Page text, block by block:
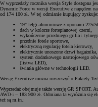
W wyprzedaży rocznika wersja Style dostępna
Dynamic Force w wersji Executive z napędem
od 174 100 zł. W tej odmianie kupujący zyskuje:
19" felgi aluminiowe z oponami 225/
dach w kolorze fortepianowej czerni,
wykończenie przedniego grilla i
przednie fotele sportowe,
elektryczną regulację fotela kierowcy,
elektrycznie unoszone drzwi bagażnika,
system dodatkowego nastrojowego
(listwa LED),
światła główne w technologii LED.
Wersję Executive można rozszerzyć o Pakiety
Wyprzedaż obejmuje także wersję GR SPORT.
AWD-i – 183 900 zł. Odmiana ta wyróżnia się
też są m.in.: